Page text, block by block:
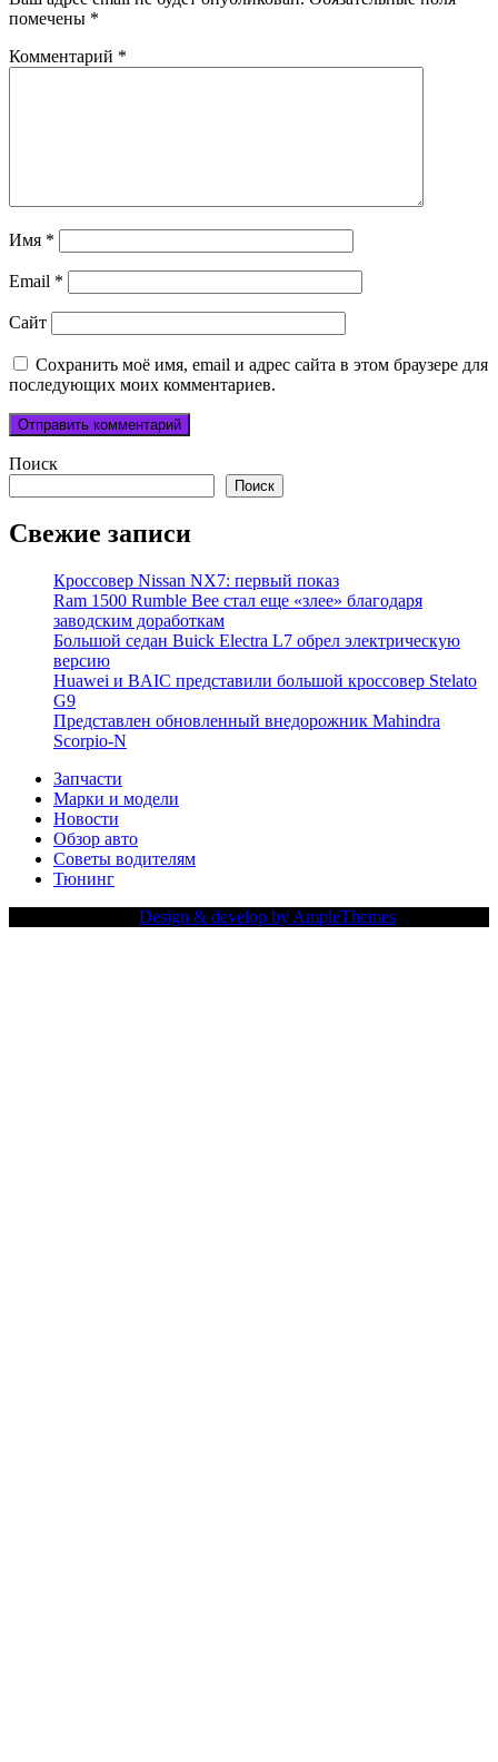
помечены *
Комментарий *
Имя *
Email *
Сайт
Сохранить моё имя, email и адрес сайта в этом браузере для
последующих моих комментариев.
Поиск
Поиск
Свежие записи
Кроссовер Nissan NX7: первый показ
Ram 1500 Rumble Bee стал еще «злее» благодаря
заводским доработкам
Большой седан Buick Electra L7 обрел электрическую
версию
Huawei и BAIC представили большой кроссовер Stelato
G9
Представлен обновленный внедорожник Mahindra
Scorpio-N
Запчасти
Марки и модели
Новости
Обзор авто
Советы водителям
Тюнинг
Design & develop by AmpleThemes